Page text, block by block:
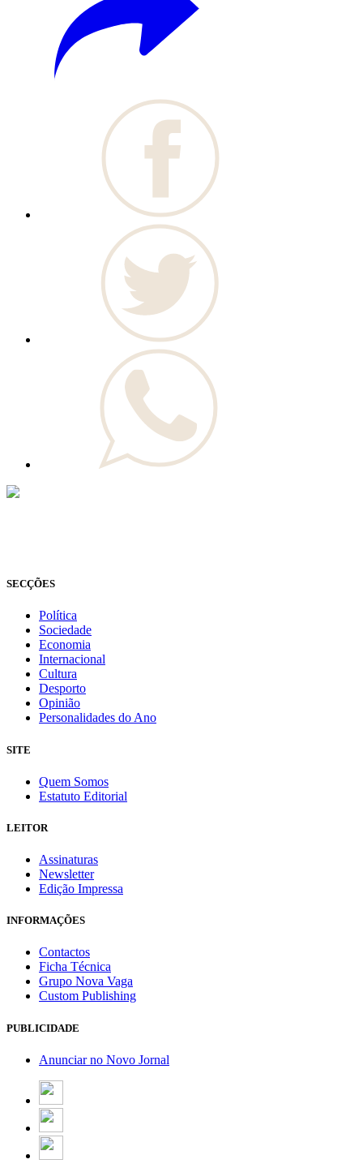
SECÇÕES
Política
Sociedade
Economia
Internacional
Cultura
Desporto
Opinião
Personalidades do Ano
SITE
Quem Somos
Estatuto Editorial
LEITOR
Assinaturas
Newsletter
Edição Impressa
INFORMAÇÕES
Contactos
Ficha Técnica
Grupo Nova Vaga
Custom Publishing
PUBLICIDADE
Anunciar no Novo Jornal